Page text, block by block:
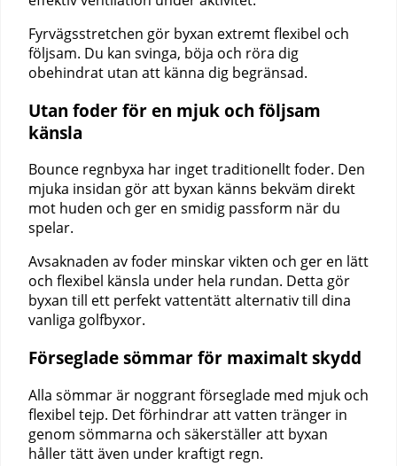
Fyrvägsstretchen gör byxan extremt flexibel och
följsam. Du kan svinga, böja och röra dig
obehindrat utan att känna dig begränsad.
Utan foder för en mjuk och följsam
känsla
Bounce regnbyxa har inget traditionellt foder. Den
mjuka insidan gör att byxan känns bekväm direkt
mot huden och ger en smidig passform när du
spelar.
Avsaknaden av foder minskar vikten och ger en lätt
och flexibel känsla under hela rundan. Detta gör
byxan till ett perfekt vattentätt alternativ till dina
vanliga golfbyxor.
Förseglade sömmar för maximalt skydd
Alla sömmar är noggrant förseglade med mjuk och
flexibel tejp. Det förhindrar att vatten tränger in
genom sömmarna och säkerställer att byxan
håller tätt även under kraftigt regn.